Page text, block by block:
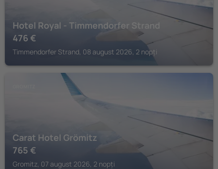
Hotel Royal - Timmendorfer Strand
476 €
Timmendorfer Strand, 08 august 2026, 2 nopți
Carat Hotel Grömitz
765 €
Gromitz, 07 august 2026, 2 nopți